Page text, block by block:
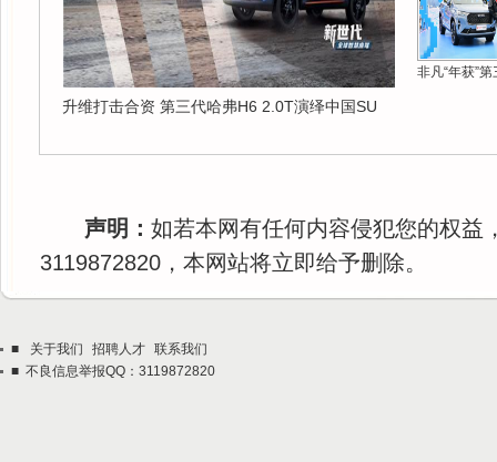
升维打击合资 第三代哈弗H6 2.0T演绎中国SU
非凡“年获”第
声明： 如若本网有任何内容侵犯您的权益
3119872820，本网站将立即给予删除。
■ 关于我们 招聘人才 联系我们
■ 不良信息举报QQ：3119872820